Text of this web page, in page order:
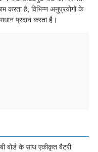
करता है, विभिन्न अनुप्रयोगों के
प्रदान करता है।
बोर्ड के साथ एकीकृत बैटरी